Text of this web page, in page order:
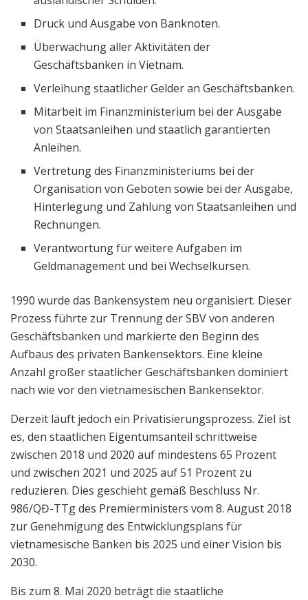
Druck und Ausgabe von Banknoten.
Überwachung aller Aktivitäten der
Geschäftsbanken in Vietnam.
Verleihung staatlicher Gelder an Geschäftsbanken.
Mitarbeit im Finanzministerium bei der Ausgabe
von Staatsanleihen und staatlich garantierten
Anleihen.
Vertretung des Finanzministeriums bei der
Organisation von Geboten sowie bei der Ausgabe,
Hinterlegung und Zahlung von Staatsanleihen und
Rechnungen.
Verantwortung für weitere Aufgaben im
Geldmanagement und bei Wechselkursen.
1990 wurde das Bankensystem neu organisiert. Dieser
Prozess führte zur Trennung der SBV von anderen
Geschäftsbanken und markierte den Beginn des
Aufbaus des privaten Bankensektors. Eine kleine
Anzahl großer staatlicher Geschäftsbanken dominiert
nach wie vor den vietnamesischen Bankensektor.
Derzeit läuft jedoch ein Privatisierungsprozess. Ziel ist
es, den staatlichen Eigentumsanteil schrittweise
zwischen 2018 und 2020 auf mindestens 65 Prozent
und zwischen 2021 und 2025 auf 51 Prozent zu
reduzieren. Dies geschieht gemäß Beschluss Nr.
986/QĐ-TTg des Premierministers vom 8. August 2018
zur Genehmigung des Entwicklungsplans für
vietnamesische Banken bis 2025 und einer Vision bis
2030.
Bis zum 8. Mai 2020 beträgt die staatliche